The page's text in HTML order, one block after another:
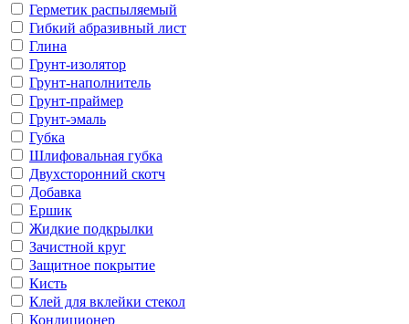
Герметик распыляемый
Гибкий абразивный лист
Глина
Грунт-изолятор
Грунт-наполнитель
Грунт-праймер
Грунт-эмаль
Губка
Шлифовальная губка
Двухсторонний скотч
Добавка
Ершик
Жидкие подкрылки
Зачистной круг
Защитное покрытие
Кисть
Клей для вклейки стекол
Кондиционер